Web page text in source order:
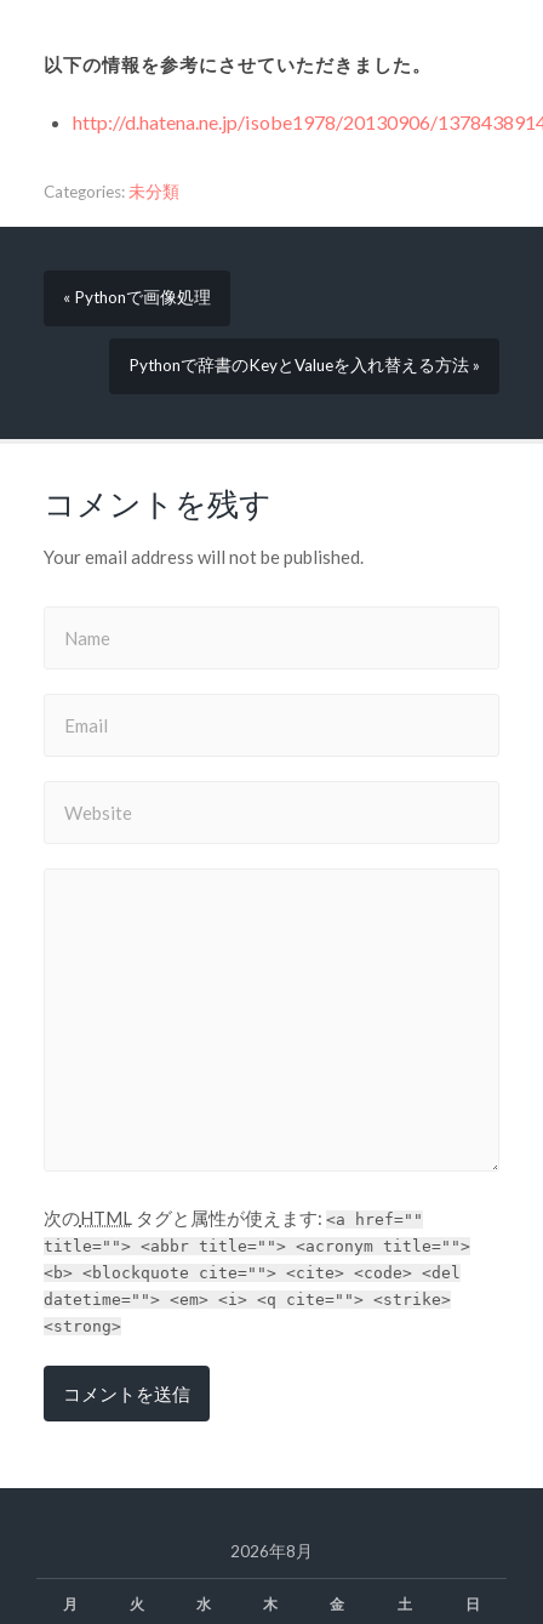
以下の情報を参考にさせていただきました。
http://d.hatena.ne.jp/isobe1978/20130906/
Categories: 未分類
« Pythonで画像処理
Pythonで辞書のKeyとValueを入れ替える方法 »
コメントを残す
Your email address will not be published.
次のHTMLタグと属性が使えます: <a href=""
title=""> <abbr title=""> <acronym title="">
<b> <blockquote cite=""> <cite> <code> <del
datetime=""> <em> <i> <q cite=""> <strike>
<strong>
2026年8月
月 火 水 木 金 土 日